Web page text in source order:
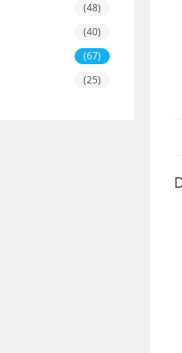
(48)
(40)
(67)
(25)